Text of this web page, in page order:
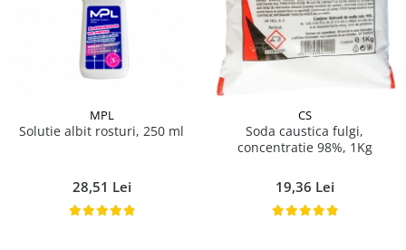
MPL
Solutie albit rosturi, 250 ml
28,51 Lei
CS
Soda caustica fulgi,
concentratie 98%, 1Kg
19,36 Lei